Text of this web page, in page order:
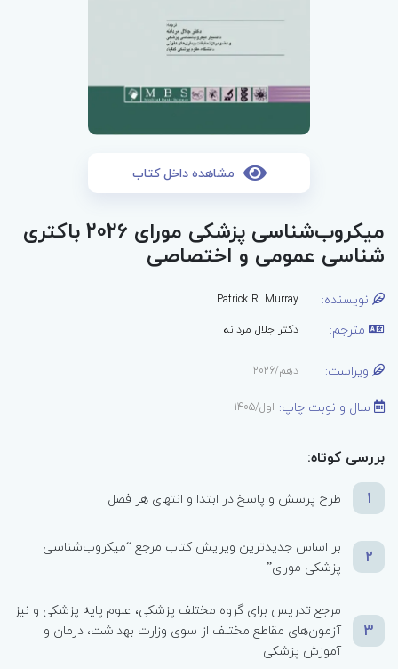
مشاهده داخل کتاب
میکروب‌شناسی پزشکی مورای 2026 باکتری
شناسی عمومی و اختصاصی
نویسنده: Patrick R. Murray
مترجم: دکتر جلال مردانه
ویراست: دهم/2026
سال و نوبت چاپ: اول/1405
بررسی کوتاه:
1
طرح پرسش و پاسخ در ابتدا و انتهای هر فصل
2
بر اساس جدیدترین ویرایش کتاب مرجع “میکروب‌شناسی
پزشکی مورای”
3
مرجع تدریس برای گروه مختلف پزشکی، علوم پایه پزشکی و نیز
آزمون‌های مقاطع مختلف از سوی وزارت بهداشت، درمان و
آموزش پزشکی